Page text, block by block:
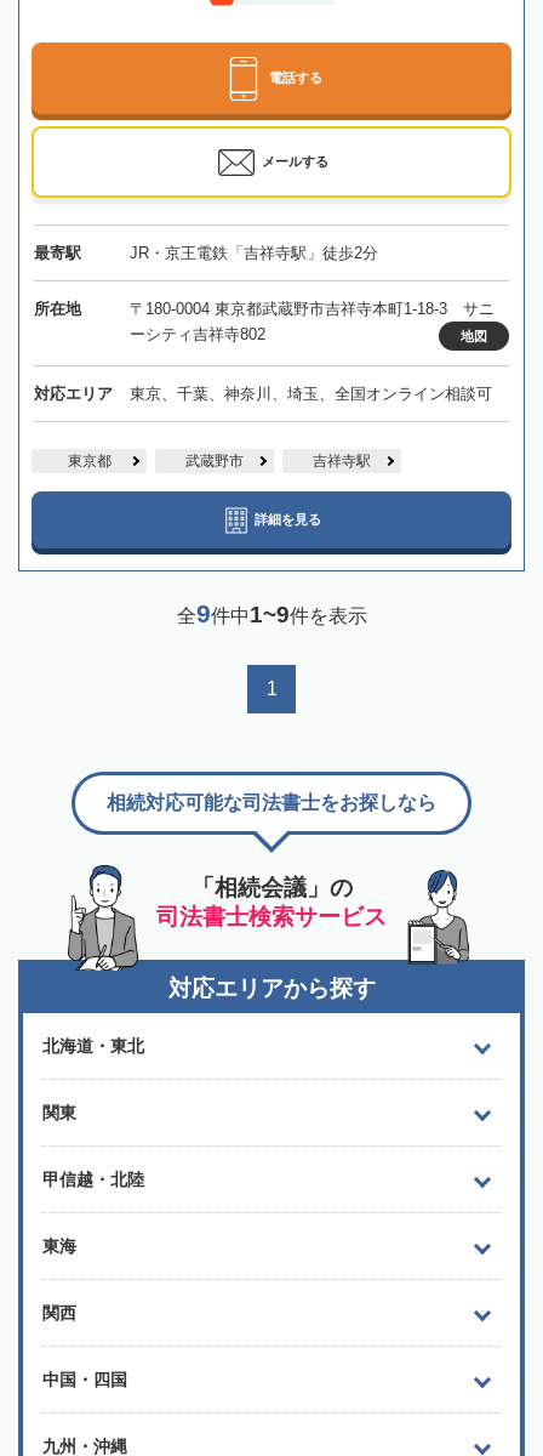
電話する
メールする
最寄駅 JR・京王電鉄「吉祥寺駅」徒歩2分
所在地
〒180-0004 東京都武蔵野市吉祥寺本町1-18-3 サニ
ーシティ吉祥寺802
地図
対応エリア 東京、千葉、神奈川、埼玉、全国オンライン相談可
東京都 武蔵野市 吉祥寺駅
詳細を見る
全9件中1~9件を表示
1
「相続会議」の
司法書士検索サービス
相続対応可能な司法書士をお探しなら
対応エリアから探す
北海道・東北
関東
甲信越・北陸
東海
関西
中国・四国
九州・沖縄